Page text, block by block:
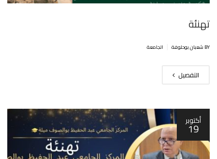
تهنئة
BY شعبان بوحلوفة الجامعة
التفصيل
أكتوبر
19